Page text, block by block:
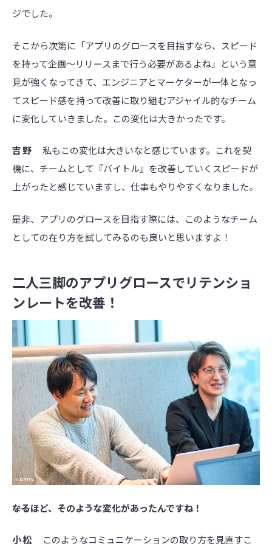
ジでした。
そこから次第に「アプリのグロースを目指すなら、スピード
を持って企画～リリースまで行う必要があるよね」という意
見が強くなってきて、エンジニアとマーケターが一体となっ
てスピード感を持って改善に取り組むアジャイル的なチーム
に変化していきました。この変化は大きかったです。
吉野 私もこの変化は大きいなと感じています。これを契
機に、チームとして『バイトル』を改善していくスピードが
上がったと感じていますし、仕事もやりやすくなりました。
是非、アプリのグロースを目指す際には、このようなチーム
としての在り方を試してみるのも良いと思いますよ！
二人三脚のアプリグロースでリテンショ
ンレートを改善！
――なるほど、そのような変化があったんですね！
小松
このようなコミュニケーションの取り方を見直すこ